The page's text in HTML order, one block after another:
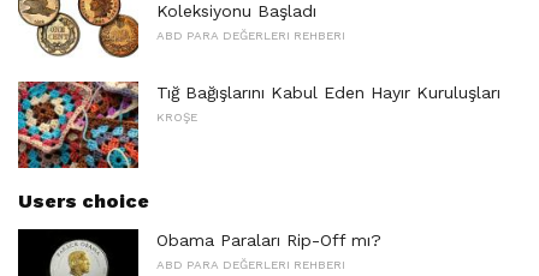
Koleksiyonu Başladı
ABD PARA DEĞERLERI REHBERI
Tığ Bağışlarını Kabul Eden Hayır Kuruluşları
KROŞE
Users choice
Obama Paraları Rip-Off mı?
ABD PARA DEĞERLERI REHBERI